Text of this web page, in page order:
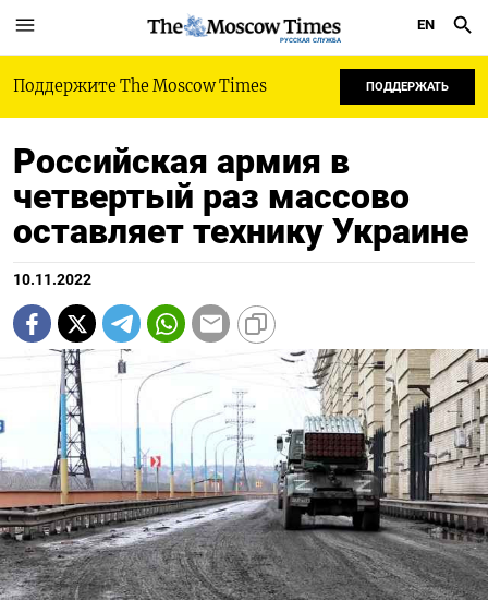
РУССКАЯ СЛУЖБА
EN
Поддержите The Moscow Times ПОДДЕРЖАТЬ
Российская армия в
четвертый раз массово
оставляет технику Украине
10.11.2022